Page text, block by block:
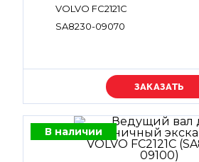
VOLVO FC2121C
SA8230-09070
Уточняйте цену
В наличии